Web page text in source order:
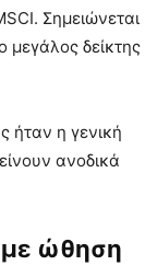
Σημειώνεται
μεγάλος δείκτης
ήταν η γενική
ανοδικά
με ώθηση